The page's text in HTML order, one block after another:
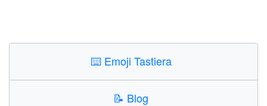
⌨️ Emoji Tastiera
📝 Blog